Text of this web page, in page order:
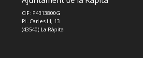
CIF: P4313800G
Pl. Carles III, 13
(43540) La Ràpita